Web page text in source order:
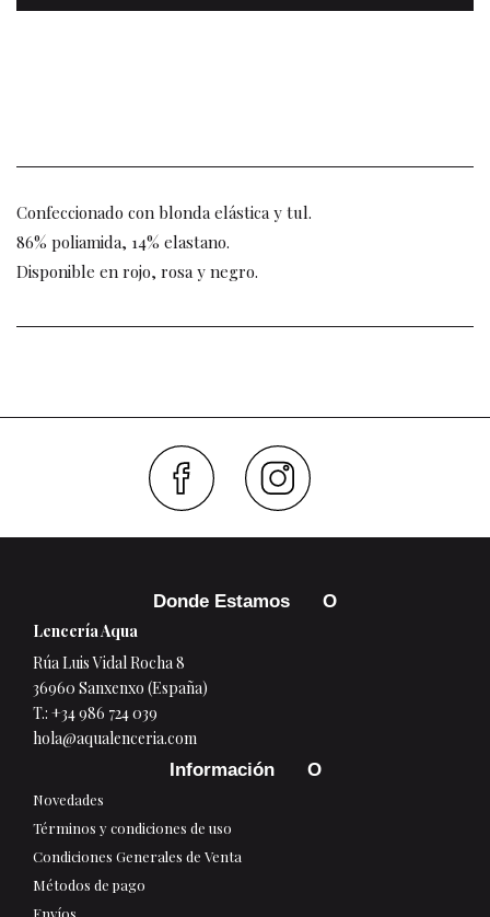
Confeccionado con blonda elástica y tul.
86% poliamida, 14% elastano.
Disponible en rojo, rosa y negro.
Donde Estamos
Lencería Aqua
Rúa Luis Vidal Rocha 8
36960 Sanxenxo (España)
T.: +34 986 724 039
hola@aqualenceria.com
Información
Novedades
Términos y condiciones de uso
Condiciones Generales de Venta
Métodos de pago
Envíos